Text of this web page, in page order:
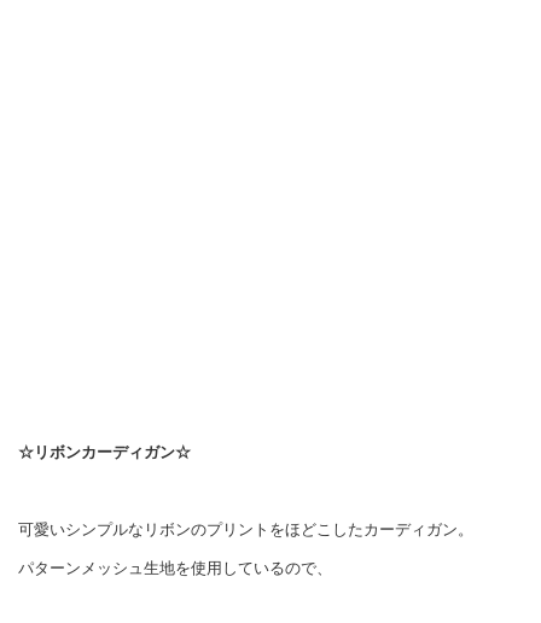
☆リボンカーディガン☆
可愛いシンプルなリボンのプリントをほどこしたカーディガン。
パターンメッシュ生地を使用しているので、